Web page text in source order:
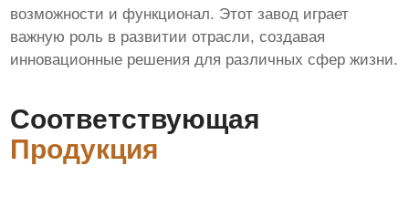
возможности и функционал. Этот завод играет
важную роль в развитии отрасли, создавая
инновационные решения для различных сфер жизни.
Соответствующая
Продукция